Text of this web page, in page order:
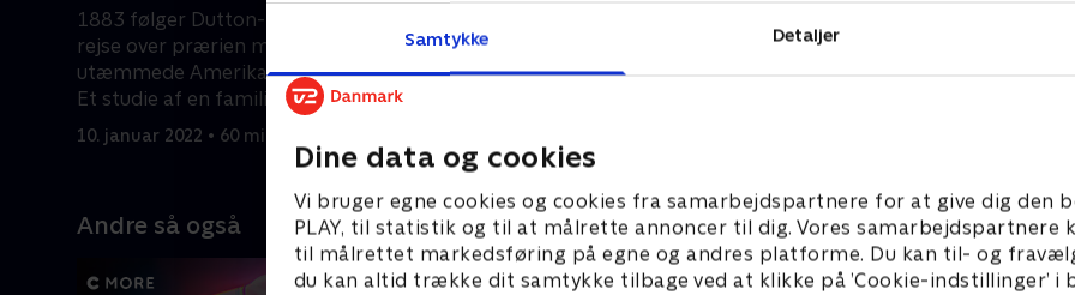
Samtykke Detaljer
Dine data og cookies
Vi bruger egne cookies og cookies fra samarbejdspartnere for at give dig den
PLAY, til statistik og til at målrette annoncer til dig. Vores samarbejdspartnere
til målrettet markedsføring på egne og andres platforme. Du kan til- og
du kan altid trække dit samtykke tilbage ved at klikke på ’Cookie-indstillinger’ i
1883 følger Dutton-familien på deres
rejse over prærien mod det
utæmmede Amerikas sidste bastion.
Et studie af en familie, der søgte en
bedre fremtid i Montana.
10. januar 2022 • 60 min
lokale cowboys til at indfange kvæg.
Da de indleder deres rejse, bliver
om en vigtig beslutning.
Andre så også